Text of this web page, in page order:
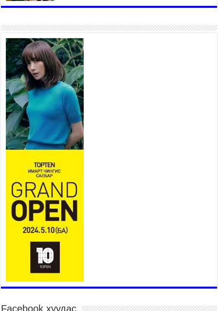
ажиллаж байна
Наадмын амралтын өдрүүдэд
нийслэлийн эрүүл мэндийн
байгууллагууд дараах
хуваарийн дагуу ажиллана
2026 оны 7 сар 15 / 11 цаг 18 минут
Үндэсний их баяр наадам
эхэллээ
2026 оны 7 сар 15 / 11 цаг 14 минут
Үер усны аюулаас сэргийлж, нийслэлийн Онцгой
байдлын газрын 162 алба хаагч үүрэг гүйцэтгэж
байна
2026 оны 7 сар 15 / 11 цаг 07 минут
Үндэсний их сурын харваанд 850 харваач цэц
мэргэнээ сорьж байна
2026 оны 7 сар 15 / 11 цаг 03 минут
Төв цэнгэлдэхийн эргэн тойронд
2026 оны 7 сар 15 / 10 цаг 58 минут
Үндэсний их баяр наадмын шагайн харваа
насанд хүрэгчдийн багийн харваагаар
үргэлжилж байна
2026 оны 7 сар 15 / 10 цаг 52 минут
Үндэсний их баяр наадмын хүчит бөхийн
барилдаан эхэллээ
2026 оны 7 сар 15 / 10 цаг 46 минут
Үндэсний хувцасны өдрийг тохиолдуулан
Facebook хуудас